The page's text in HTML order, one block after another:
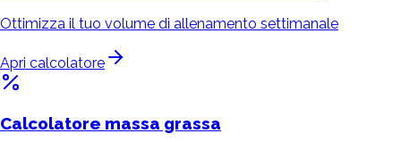
Ottimizza il tuo volume di allenamento settimanale
Apri calcolatore
Calcolatore massa grassa